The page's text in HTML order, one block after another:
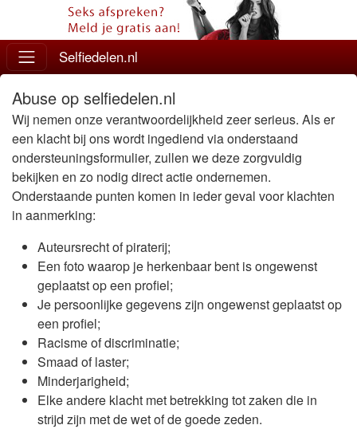
Selfiedelen.nl
Abuse op selfiedelen.nl
Wij nemen onze verantwoordelijkheid zeer serieus. Als er
een klacht bij ons wordt ingediend via onderstaand
ondersteuningsformulier, zullen we deze zorgvuldig
bekijken en zo nodig direct actie ondernemen.
Onderstaande punten komen in ieder geval voor klachten
in aanmerking:
Auteursrecht of piraterij;
Een foto waarop je herkenbaar bent is ongewenst
geplaatst op een profiel;
Je persoonlijke gegevens zijn ongewenst geplaatst op
een profiel;
Racisme of discriminatie;
Smaad of laster;
Minderjarigheid;
Elke andere klacht met betrekking tot zaken die in
strijd zijn met de wet of de goede zeden.